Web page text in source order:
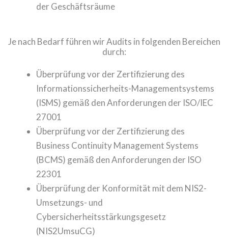
der Geschäftsräume
Je nach Bedarf führen wir Audits in folgenden Bereichen
durch:
Überprüfung vor der Zertifizierung des
Informationssicherheits-Managementsystems
(ISMS) gemäß den Anforderungen der ISO/IEC
27001
Überprüfung vor der Zertifizierung des
Business Continuity Management Systems
(BCMS) gemäß den Anforderungen der ISO
22301
Überprüfung der Konformität mit dem NIS2-
Umsetzungs- und
Cybersicherheitsstärkungsgesetz
(NIS2UmsuCG)